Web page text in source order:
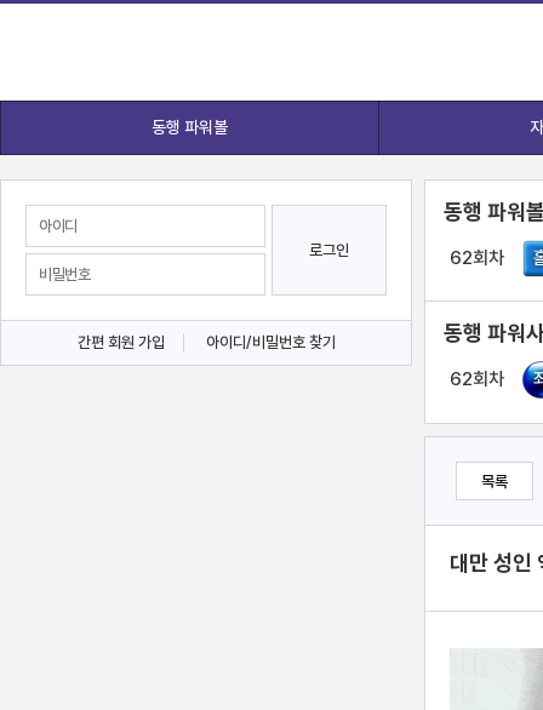
동행 파워볼
로그인
간편 회원 가입 아이디/비밀번호 찾기
동행 파워
62회차
동행 파워
62회차
목록
대만 성인